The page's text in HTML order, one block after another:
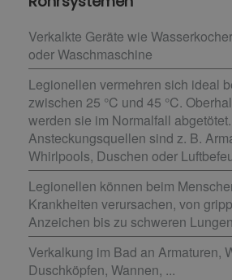
Verkalkte Geräte wie
oder Waschmaschine
Legionellen vermehren sich ideal
zwischen 25 °C und 45 °C.
werden sie im Normalfall
Ansteckungsquellen sind z. B.
Whirlpools, Duschen oder
Legionellen können beim
Krankheiten verursachen, von
Anzeichen bis zu schweren
Verkalkung im Bad an Armaturen,
Duschköpfen, Wannen, ...